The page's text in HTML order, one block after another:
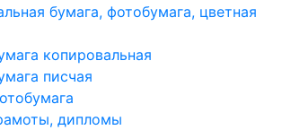
бумага, фотобумага, цветная
копировальная
писчая
дипломы